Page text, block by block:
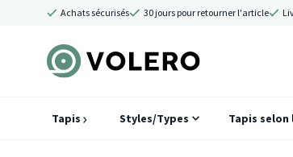
Achats sécurisés 30 jours pour retourner l'article
Tapis Styles/Types Tapis selon